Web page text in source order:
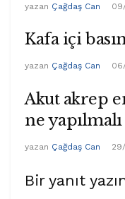
yazan Çağdaş Can
Kafa içi
yazan Çağdaş Can
Akut akrep
ne yapılmalı
yazan Çağdaş Can
Bir yanıt